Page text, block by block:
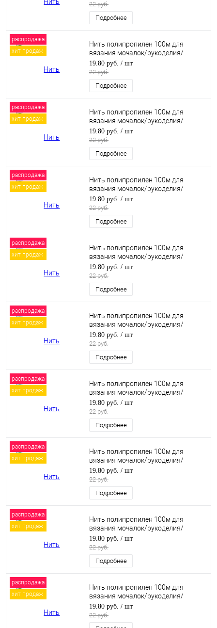
22 руб.
Подробнее
распродажа
хит продаж
Нить полипропилен 100м для
вязания мочалок/рукоделия/
макраме. Алый (06)
19.80 руб. / шт
22 руб.
Подробнее
распродажа
хит продаж
Нить полипропилен 100м для
вязания мочалок/рукоделия/
макраме. Лайм (19)
19.80 руб. / шт
22 руб.
Подробнее
распродажа
хит продаж
Нить полипропилен 100м для
вязания мочалок/рукоделия/
макраме. Бледная сирень (32)
19.80 руб. / шт
22 руб.
Подробнее
распродажа
хит продаж
Нить полипропилен 100м для
вязания мочалок/рукоделия/
макраме. Сирень (29)
19.80 руб. / шт
22 руб.
Подробнее
распродажа
хит продаж
Нить полипропилен 100м для
вязания мочалок/рукоделия/
макраме. Морская волна (24)
19.80 руб. / шт
22 руб.
Подробнее
распродажа
хит продаж
Нить полипропилен 100м для
вязания мочалок/рукоделия/
макраме. Зеленый (20)
19.80 руб. / шт
22 руб.
Подробнее
распродажа
хит продаж
Нить полипропилен 100м для
вязания мочалок/рукоделия/
макраме. Золото (04)
19.80 руб. / шт
22 руб.
Подробнее
распродажа
хит продаж
Нить полипропилен 100м для
вязания мочалок/рукоделия/
макраме. Изумруд (22)
19.80 руб. / шт
22 руб.
Подробнее
распродажа
хит продаж
Нить полипропилен 100м для
вязания мочалок/рукоделия/
макраме. Светло-розовый (12)
19.80 руб. / шт
22 руб.